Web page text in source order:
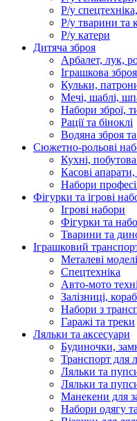
Р/у
Р/у тварини та
Р/у катери
Дитяча зброя
Арбалет, лук,
Іграшкова зброя
Кульки,
Мечі, шаблі,
Набори зброї,
Рації та біноклі
Водяна зброя
Сюжетно-рольові
Кухні, побутова
Касові
Набори
Фігурки та ігрові
Ігрові набори
Фігурки та
Тварини та
Іграшковий
Металеві моделі
Спецтехніка
Авто-мото
Залізниці,
Набори з
Гаражі та треки
Ляльки та аксесуари
Будиночки,
Транспорт для
Ляльки та
Ляльки та
Манекени для
Набори одягу